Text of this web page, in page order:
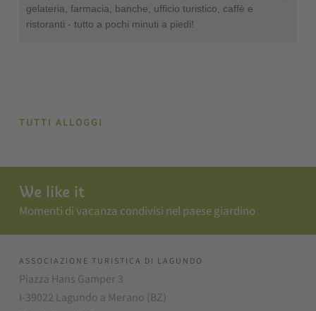
gelateria, farmacia, banche, ufficio turistico, caffè e
ristoranti - tutto a pochi minuti a piedi!
TUTTI ALLOGGI
We like it
Momenti di vacanza condivisi nel paese giardino
ASSOCIAZIONE TURISTICA DI LAGUNDO
Piazza Hans Gamper 3
I-39022 Lagundo a Merano (BZ)